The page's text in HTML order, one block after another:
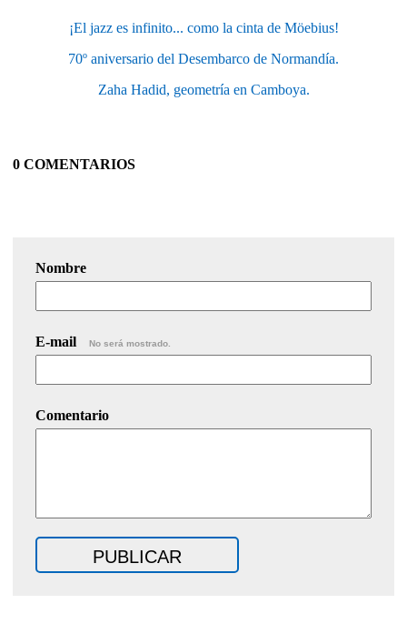
¡El jazz es infinito... como la cinta de Möebius!
70º aniversario del Desembarco de Normandía.
Zaha Hadid, geometría en Camboya.
0 COMENTARIOS
Nombre
E-mail No será mostrado.
Comentario